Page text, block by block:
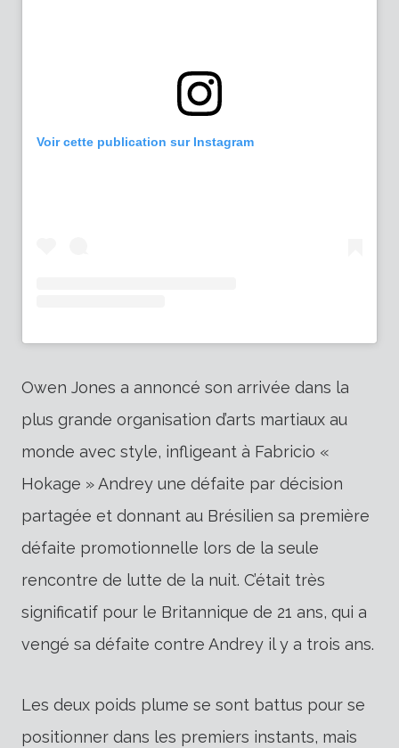
Voir cette publication sur Instagram
Owen Jones a annoncé son arrivée dans la
plus grande organisation d’arts martiaux au
monde avec style, infligeant à Fabricio «
Hokage » Andrey une défaite par décision
partagée et donnant au Brésilien sa première
défaite promotionnelle lors de la seule
rencontre de lutte de la nuit. C’était très
significatif pour le Britannique de 21 ans, qui a
vengé sa défaite contre Andrey il y a trois ans.
Les deux poids plume se sont battus pour se
positionner dans les premiers instants, mais